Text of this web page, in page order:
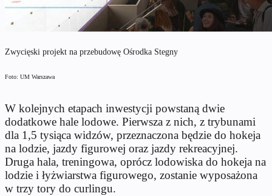
Zwycięski projekt na przebudowę Ośrodka Stegny
Foto: UM Warszawa
W kolejnych etapach inwestycji powstaną dwie
dodatkowe hale lodowe. Pierwsza z nich, z trybunami
dla 1,5 tysiąca widzów, przeznaczona będzie do hokeja
na lodzie, jazdy figurowej oraz jazdy rekreacyjnej.
Druga hala, treningowa, oprócz lodowiska do hokeja na
lodzie i łyżwiarstwa figurowego, zostanie wyposażona
w trzy tory do curlingu.